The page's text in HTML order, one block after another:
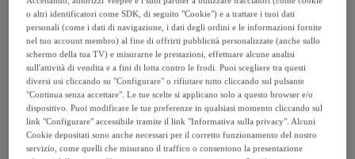
Venduto daPHILIPP PLEIN
Consegna
Spedizione gratuita
o altri identificatori come SDK, di seguito "Cookie") e a trattare i tuoi dati
personali (come i dati di navigazione, i dati degli ordini e le informazioni fornite
nel tuo account membro) al fine di offrirti pubblicità personalizzate (anche sullo
schermo della tua TV) e misurarne le prestazioni, effettuare alcune analisi
sull'attività di vendita e a fini di lotta contro le frodi. Puoi scegliere tra questi
diversi usi cliccando su "Configurare" o rifiutare tutto cliccando sul pulsante
"Continua senza accettare". Le tue scelte si applicano solo a questo browser e/o
dispositivo. Puoi modificare le tue preferenze in qualsiasi momento cliccando sul
link "Configurare" accessibile tramite il link "Informativa sulla privacy". Alcuni
Cookie depositati sono anche necessari per il corretto funzionamento del nostro
servizio, come quelli che misurano il traffico o consentono la presentazione